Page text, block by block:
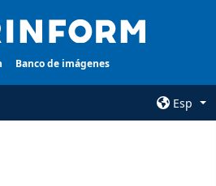
Banco de imágenes
Esp